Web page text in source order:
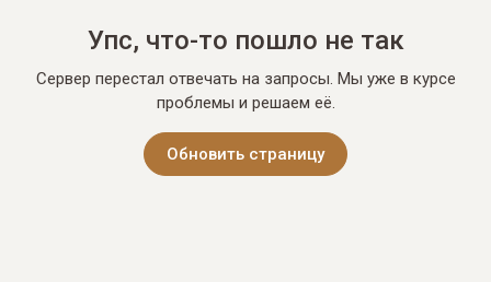
Упс, что-то пошло не так
Сервер перестал отвечать на запросы. Мы уже в курсе
проблемы и решаем её.
Обновить страницу